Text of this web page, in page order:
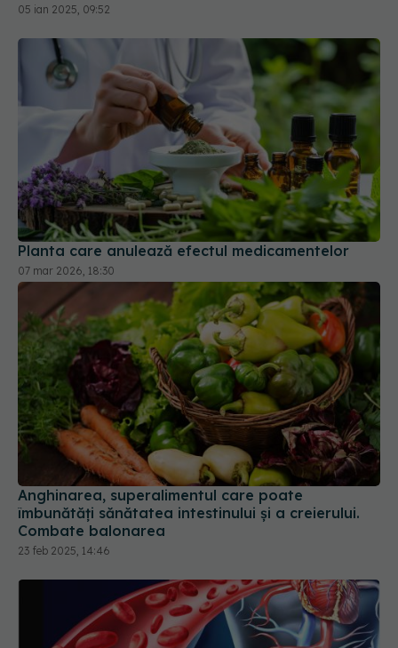
Planta care anulează efectul medicamentelor
07 mar 2026, 18:30
Anghinarea, superalimentul care poate
îmbunătăți sănătatea intestinului și a creierului.
Combate balonarea
23 feb 2025, 14:46